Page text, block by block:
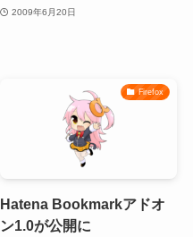
2009年6月20日
Firefox
Hatena Bookmarkアドオ
ン1.0が公開に